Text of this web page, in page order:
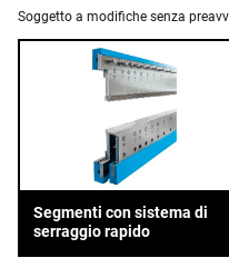
Soggetto a modifiche senza
Segmenti con sistema di
serraggio rapido